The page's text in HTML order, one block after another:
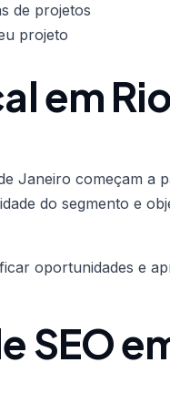
de projetos
projeto
em Rio
Janeiro começam a
do segmento e
oportunidades e
SEO